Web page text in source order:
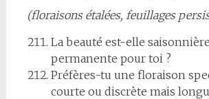
(floraisons étalées, feuillages
La beauté est-elle
permanente pour toi ?
Préfères-tu une floraison
courte ou discrète mais